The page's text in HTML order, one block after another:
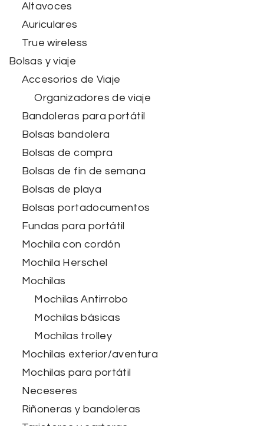
Altavoces
Auriculares
True wireless
Bolsas y viaje
Accesorios de Viaje
Organizadores de viaje
Bandoleras para portátil
Bolsas bandolera
Bolsas de compra
Bolsas de fin de semana
Bolsas de playa
Bolsas portadocumentos
Fundas para portátil
Mochila con cordón
Mochila Herschel
Mochilas
Mochilas Antirrobo
Mochilas básicas
Mochilas trolley
Mochilas exterior/aventura
Mochilas para portátil
Neceseres
Riñoneras y bandoleras